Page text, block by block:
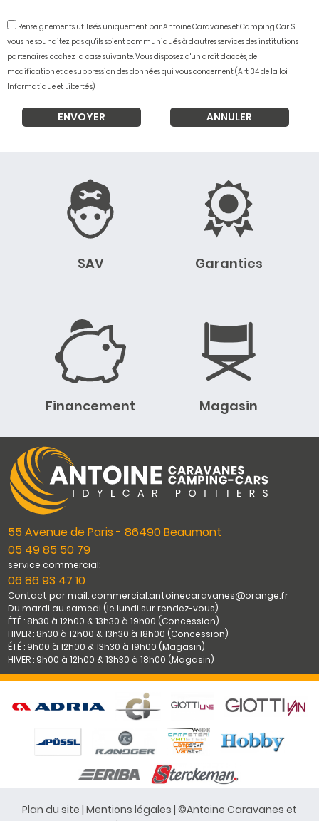
Renseignements utilisés uniquement par Antoine Caravanes et Camping Car. Si
vous ne souhaitez pas qu'ils soient communiqués à d'autres services des institutions
partenaires, cochez la case suivante. Vous disposez d'un droit d'accès, de
modification et de suppression des données qui vous concernent (Art 34 de la loi
Informatique et Libertés).
SAV Garanties
Financement Magasin
55 Avenue de Paris - 86490 Beaumont
05 49 85 50 79
service commercial:
06 86 93 47 10
Contact par mail: commercial.antoinecaravanes@orange.fr
Du mardi au samedi (le lundi sur rendez-vous)
ÉTÉ : 8h30 à 12h00 & 13h30 à 19h00 (Concession)
HIVER : 8h30 à 12h00 & 13h30 à 18h00 (Concession)
ÉTÉ : 9h00 à 12h00 & 13h30 à 19h00 (Magasin)
HIVER : 9h00 à 12h00 & 13h30 à 18h00 (Magasin)
Plan du site | Mentions légales | ©Antoine Caravanes et